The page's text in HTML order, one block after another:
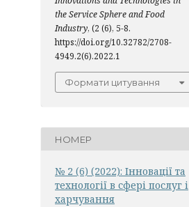
the Service Sphere and Food
Industry, (2 (6), 5-8.
https://doi.org/10.32782/2708-
4949.2(6).2022.1
Формати цитування
НОМЕР
№ 2 (6) (2022): Інновації та
технології в сфері послуг і
харчування